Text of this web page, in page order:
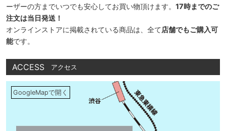
ーザーの方までいつでも安心してお買い物頂けます。 17時までのご
注文は当日発送！
オンラインストアに掲載されている商品は、全て店舗でもご購入可
能です。
ACCESS アクセス
GoogleMapで開く